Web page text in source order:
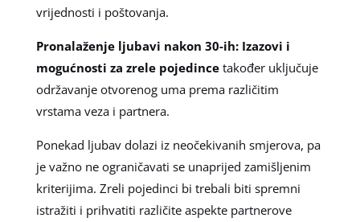
vrijednosti i poštovanja.
Pronalaženje ljubavi nakon 30-ih: Izazovi i
mogućnosti za zrele pojedincetakođer uključuje
održavanje otvorenog uma prema različitim
vrstama veza i partnera.
Ponekad ljubav dolazi iz neočekivanih smjerova, pa
je važno ne ograničavati se unaprijed zamišljenim
kriterijima. Zreli pojedinci bi trebali biti spremni
istražiti i prihvatiti različite aspekte partnerove